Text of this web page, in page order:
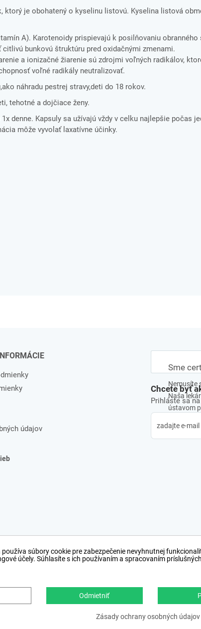
ktorý je obohatený o kyselinu listovú. Kyselina listová
A). Karotenoidy prispievajú k posilňovaniu
bunkovú štruktúru pred oxidačnými zmenami.
a ionizačné žiarenie sú zdrojmi voľných radikálov,
voľné radikály neutralizovať.
náhradu pestrej stravy,deti do 18 rokov.
tehotné a dojčiace ženy.
denne. Kapsuly sa užívajú vždy v celku najlepšie počas
môže vyvolať laxatívne účinky.
Sme
Nemusíte
Naša
ústavom
údajov
Chcete byť
Prihláste sa
Copyright © 2012 − 2026 webdesign ,ppc ›
súbory cookie pre zabezpečenie nevyhnutnej
účely. Súhlasíte s ich používaním a spracovaním
Odmietniť
Zásady ochrany osobných